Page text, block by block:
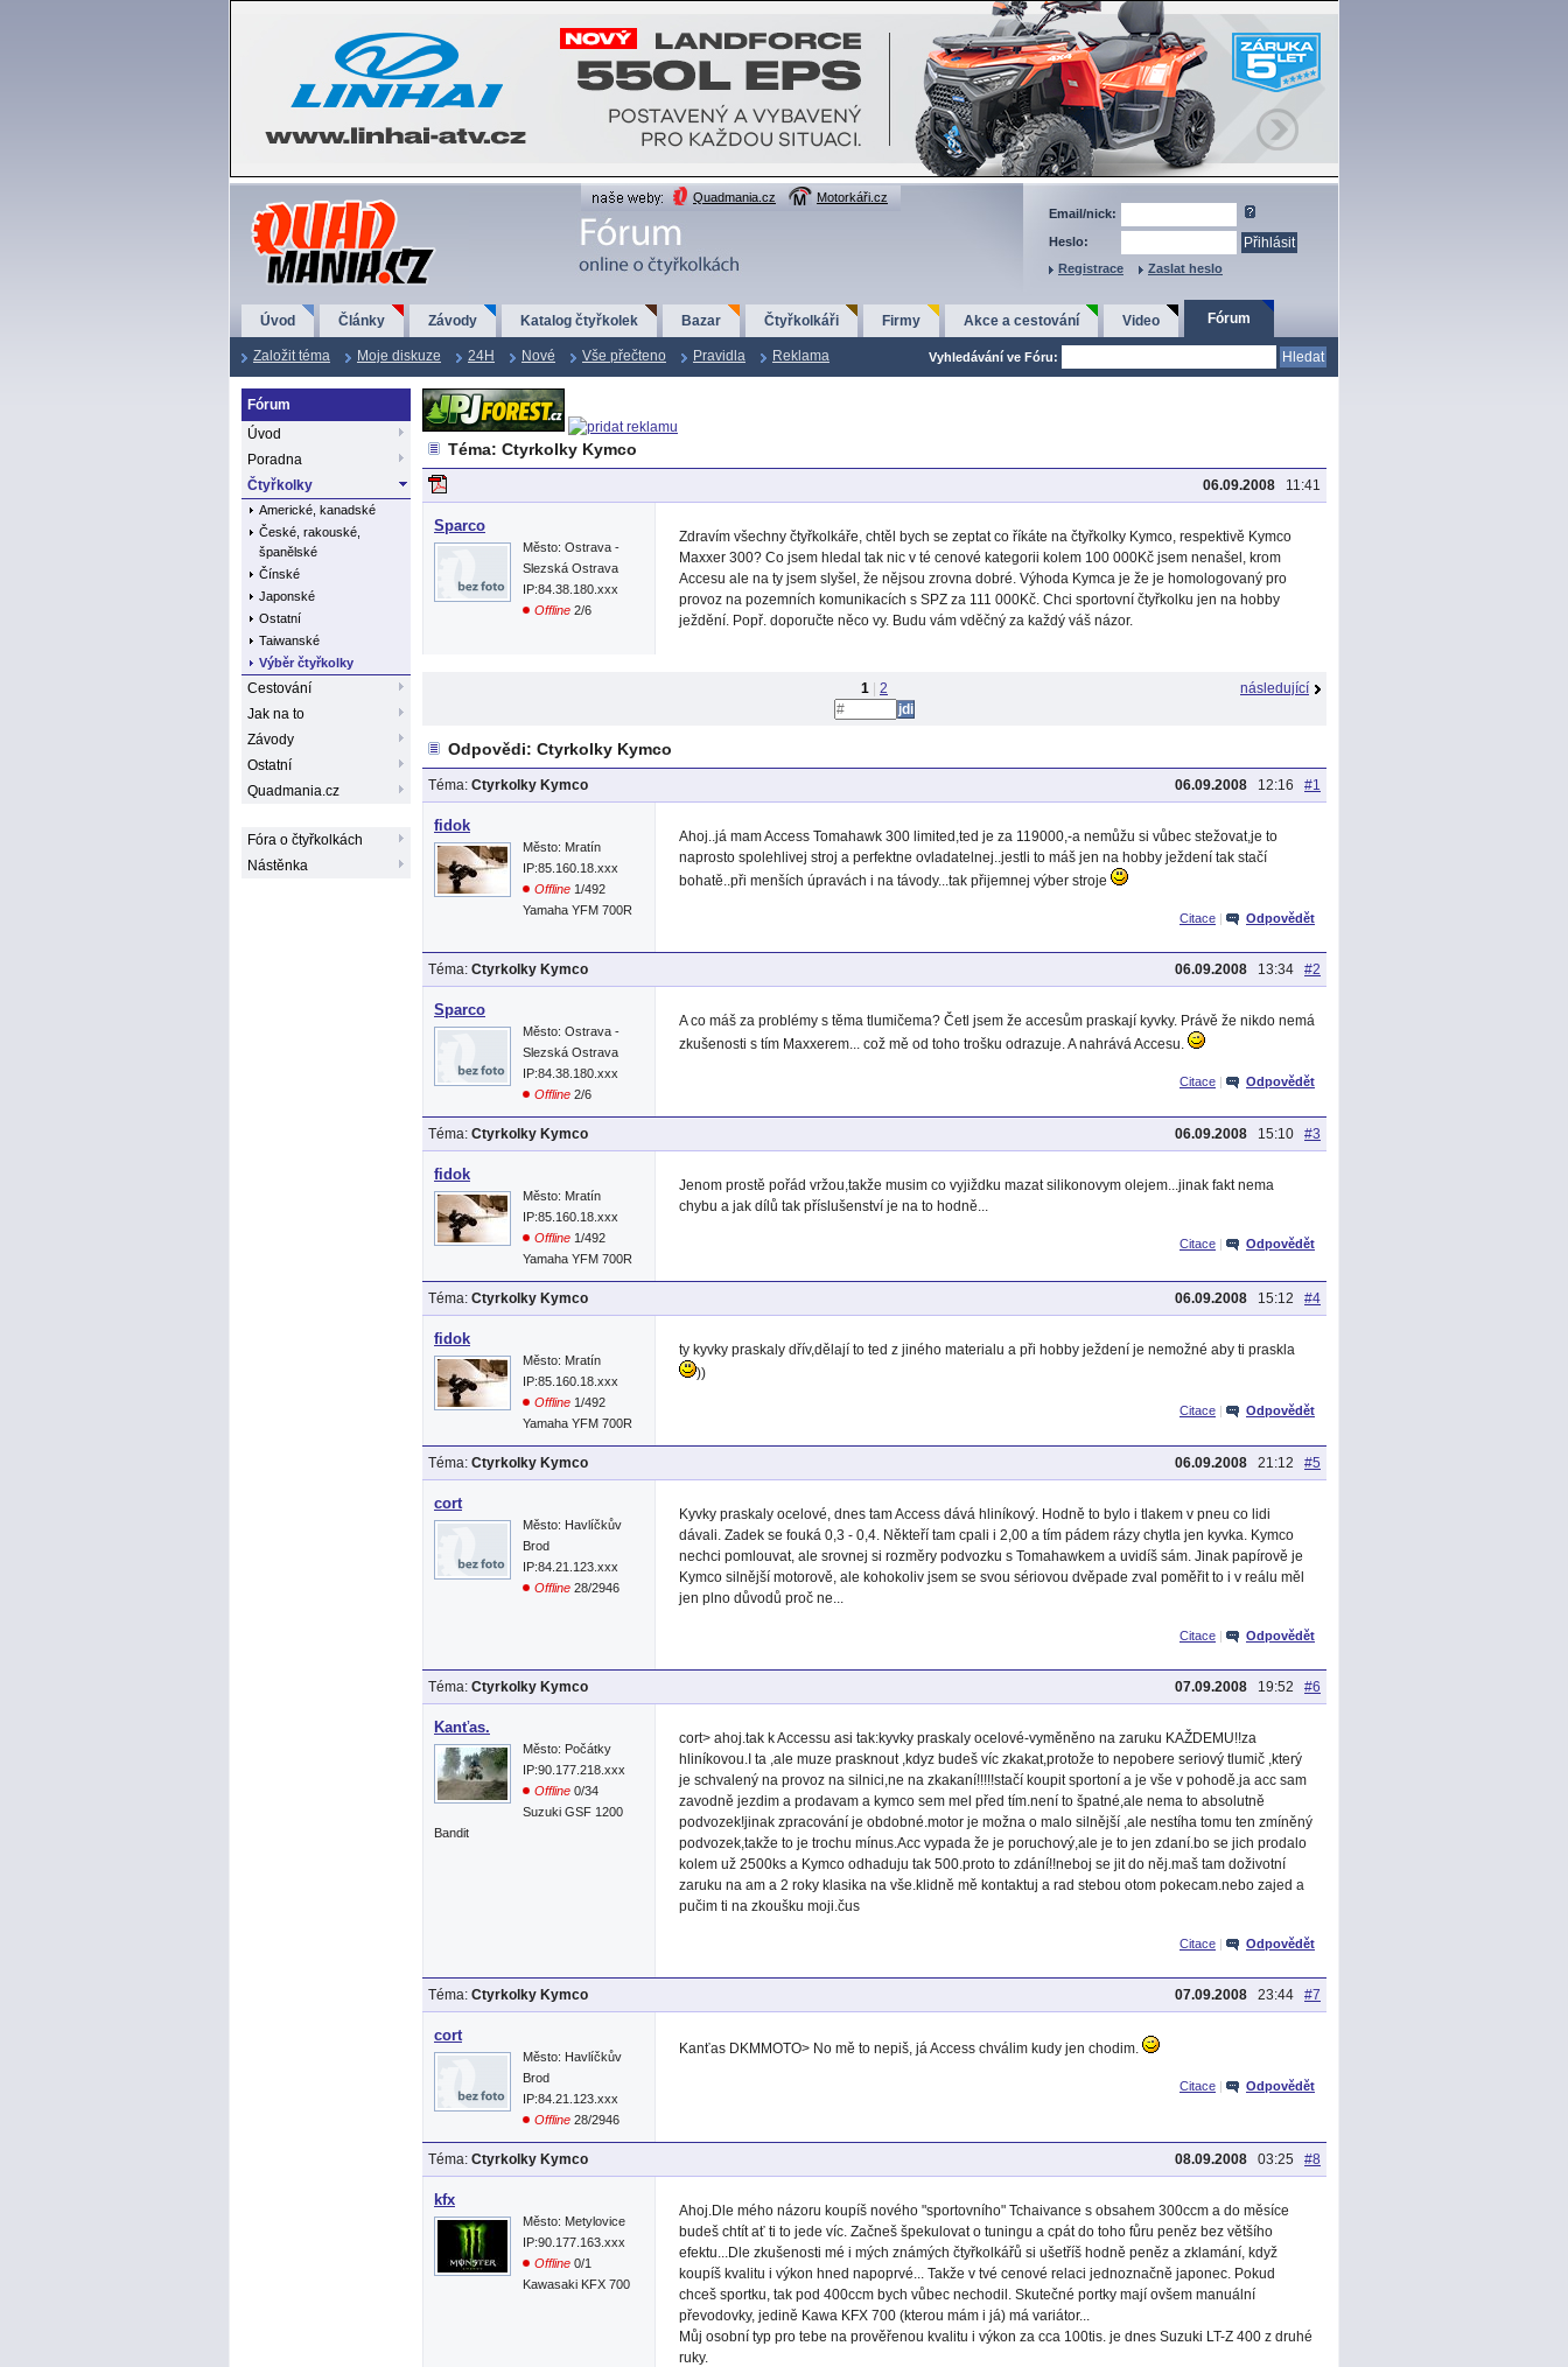
QuadMania.cz Quadmania.cz
Motorkáři.cz
Email/nick:
Heslo:
Registrace
Zaslat heslo
Úvod Články Závody Katalog čtyřkolek Bazar Čtyřkolkáři Firmy Akce a cestování Video Fórum
Založit téma Moje diskuze 24H Nové Vše přečteno Pravidla Reklama Vyhledávání ve Fóru:
Fórum
Úvod
Poradna
Čtyřkolky
Americké, kanadské
České, rakouské,
španělské
Čínské
Japonské
Ostatní
Taiwanské
Výběr čtyřkolky
Cestování
Jak na to
Závody
Ostatní
Quadmania.cz
Fóra o čtyřkolkách
Nástěnka
Téma: Ctyrkolky Kymco
06.09.2008 11:41
Sparco
Město: Ostrava -
Slezská Ostrava
IP:84.38.180.xxx
Offline 2/6
Zdravím všechny čtyřkolkáře, chtěl bych se zeptat co říkáte na čtyřkolky Kymco, respektivě Kymco
Maxxer 300? Co jsem hledal tak nic v té cenové kategorii kolem 100 000Kč jsem nenašel, krom
Accesu ale na ty jsem slyšel, že nějsou zrovna dobré. Výhoda Kymca je že je homologovaný pro
provoz na pozemních komunikacích s SPZ za 111 000Kč. Chci sportovní čtyřkolku jen na hobby
ježdění. Popř. doporučte něco vy. Budu vám vděčný za každý váš názor.
následující
1 2
Odpovědi: Ctyrkolky Kymco
06.09.2008 12:16 #1
Téma: Ctyrkolky Kymco
fidok
Město: Mratín
IP:85.160.18.xxx
Offline 1/492
Yamaha YFM 700R
Ahoj..já mam Access Tomahawk 300 limited,ted je za 119000,-a nemůžu si vůbec stežovat,je to
naprosto spolehlivej stroj a perfektne ovladatelnej..jestli to máš jen na hobby ježdení tak stačí
bohatě..při menších úpravách i na távody...tak přijemnej výber stroje
Citace | Odpovědět
06.09.2008 13:34 #2
Téma: Ctyrkolky Kymco
Sparco
Město: Ostrava -
Slezská Ostrava
IP:84.38.180.xxx
Offline 2/6
A co máš za problémy s těma tlumičema? Četl jsem že accesům praskají kyvky. Právě že nikdo nemá
zkušenosti s tím Maxxerem... což mě od toho trošku odrazuje. A nahrává Accesu.
Citace | Odpovědět
06.09.2008 15:10 #3
Téma: Ctyrkolky Kymco
fidok
Město: Mratín
IP:85.160.18.xxx
Offline 1/492
Yamaha YFM 700R
Jenom prostě pořád vržou,takže musim co vyjiždku mazat silikonovym olejem...jinak fakt nema
chybu a jak dílů tak příslušenství je na to hodně...
Citace | Odpovědět
06.09.2008 15:12 #4
Téma: Ctyrkolky Kymco
fidok
Město: Mratín
IP:85.160.18.xxx
Offline 1/492
Yamaha YFM 700R
ty kyvky praskaly dřív,dělají to ted z jiného materialu a při hobby ježdení je nemožné aby ti praskla
))
Citace | Odpovědět
06.09.2008 21:12 #5
Téma: Ctyrkolky Kymco
cort
Město: Havlíčkův
Brod
IP:84.21.123.xxx
Offline 28/2946
Kyvky praskaly ocelové, dnes tam Access dává hliníkový. Hodně to bylo i tlakem v pneu co lidi
dávali. Zadek se fouká 0,3 - 0,4. Někteří tam cpali i 2,00 a tím pádem rázy chytla jen kyvka. Kymco
nechci pomlouvat, ale srovnej si rozměry podvozku s Tomahawkem a uvidíš sám. Jinak papírově je
Kymco silnější motorově, ale kohokoliv jsem se svou sériovou dvěpade zval poměřit to i v reálu měl
jen plno důvodů proč ne...
Citace | Odpovědět
07.09.2008 19:52 #6
Téma: Ctyrkolky Kymco
Kanťas.
Město: Počátky
IP:90.177.218.xxx
Offline 0/34
Suzuki GSF 1200
Bandit
cort> ahoj.tak k Accessu asi tak:kyvky praskaly ocelové-vyměněno na zaruku KAŽDEMU!!za
hliníkovou.I ta ,ale muze prasknout ,kdyz budeš víc zkakat,protože to nepobere seriový tlumič ,který
je schvalený na provoz na silnici,ne na zkakaní!!!!!stačí koupit sportoní a je vše v pohodě.ja acc sam
zavodně jezdim a prodavam a kymco sem mel před tím.není to špatné,ale nema to absolutně
podvozek!jinak zpracování je obdobné.motor je možna o malo silnější ,ale nestíha tomu ten zmíněný
podvozek,takže to je trochu mínus.Acc vypada že je poruchový,ale je to jen zdaní.bo se jich prodalo
kolem už 2500ks a Kymco odhaduju tak 500.proto to zdání!!neboj se jit do něj.maš tam doživotní
zaruku na am a 2 roky klasika na vše.klidně mě kontaktuj a rad stebou otom pokecam.nebo zajed a
pučim ti na zkoušku moji.čus
Citace | Odpovědět
07.09.2008 23:44 #7
Téma: Ctyrkolky Kymco
cort
Město: Havlíčkův
Brod
IP:84.21.123.xxx
Offline 28/2946
Kanťas DKMMOTO> No mě to nepiš, já Access chválim kudy jen chodim.
Citace | Odpovědět
08.09.2008 03:25 #8
Téma: Ctyrkolky Kymco
kfx
Město: Metylovice
IP:90.177.163.xxx
Offline 0/1
Kawasaki KFX 700
Ahoj.Dle mého názoru koupíš nového "sportovního" Tchaivance s obsahem 300ccm a do měsíce
budeš chtít ať ti to jede víc. Začneš špekulovat o tuningu a cpát do toho fůru peněz bez většího
efektu...Dle zkušenosti mé i mých známých čtyřkolkářů si ušetříš hodně peněz a zklamání, když
koupíš kvalitu i výkon hned napoprvé... Takže v tvé cenové relaci jednoznačně japonec. Pokud
chceš sportku, tak pod 400ccm bych vůbec nechodil. Skutečné portky mají ovšem manuální
převodovky, jedině Kawa KFX 700 (kterou mám i já) má variátor...
Můj osobní typ pro tebe na prověřenou kvalitu i výkon za cca 100tis. je dnes Suzuki LT-Z 400 z druhé
ruky.